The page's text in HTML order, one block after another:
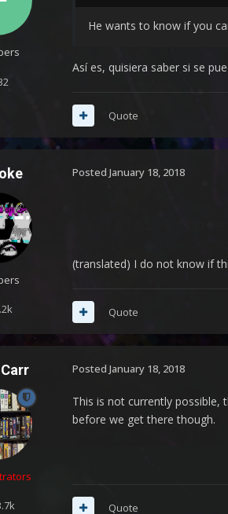
He wants to know if you
Así es, quisiera saber si se
Quote
Posted January 18, 2018
(translated) I do not know if
Quote
Posted January 18, 2018
This is not currently possible,
before we get there though.
Quote